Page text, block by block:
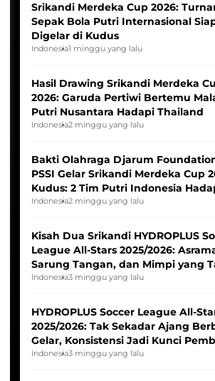
Srikandi Merdeka Cup 2026:
Sepak Bola Putri Internasional
Digelar di Kudus
Indonesia1 minggu yang lalu
Hasil Drawing Srikandi Merdeka
2026: Garuda Pertiwi Bertemu
Putri Nusantara Hadapi Thailand
Indonesia2 minggu yang lalu
Bakti Olahraga Djarum
PSSI Gelar Srikandi Merdeka Cup
Kudus: 2 Tim Putri Indonesia
Tim Asia
Indonesia2 minggu yang lalu
Kisah Dua Srikandi HYDROPLUS
League All-Stars 2025/2026:
Sarung Tangan, dan Mimpi yang
Pernah Padam
Indonesia3 minggu yang lalu
HYDROPLUS Soccer League All-
2025/2026: Tak Sekadar Ajang
Gelar, Konsistensi Jadi Kunci
Indonesia3 minggu yang lalu